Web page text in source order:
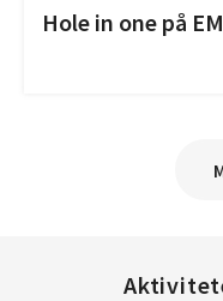
Hole in one på